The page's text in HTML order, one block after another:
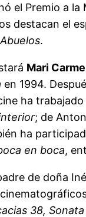
el Premio a
destacan el
Abuelos.
Mari
en 1994.
ha
; de
ha
en boca,
de doña
38,